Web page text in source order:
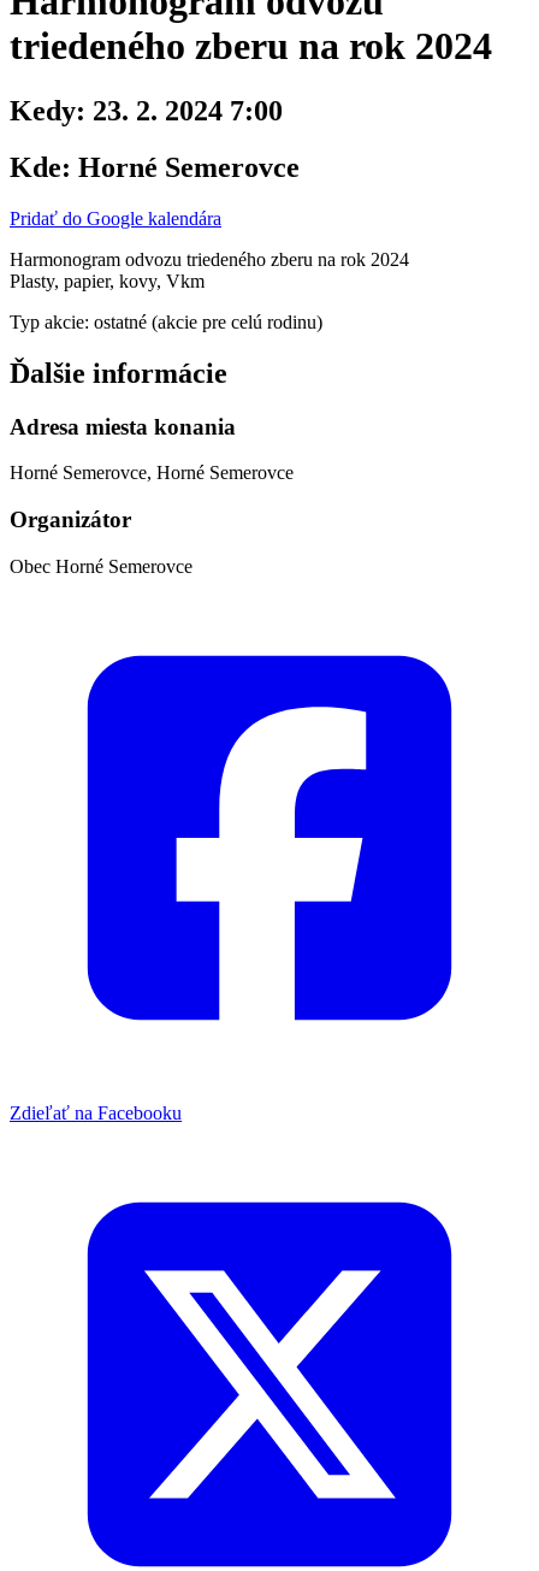
triedeného zberu na rok 2024
Kedy: 23. 2. 2024 7:00
Kde: Horné Semerovce
Pridať do Google kalendára
Harmonogram odvozu triedeného zberu na rok 2024
Plasty, papier, kovy, Vkm
Typ akcie: ostatné (akcie pre celú rodinu)
Ďalšie informácie
Adresa miesta konania
Horné Semerovce, Horné Semerovce
Organizátor
Obec Horné Semerovce
Zdieľať na Facebooku